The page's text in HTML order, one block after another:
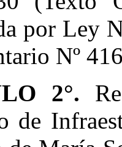
por Ley
Nº
2°.
de